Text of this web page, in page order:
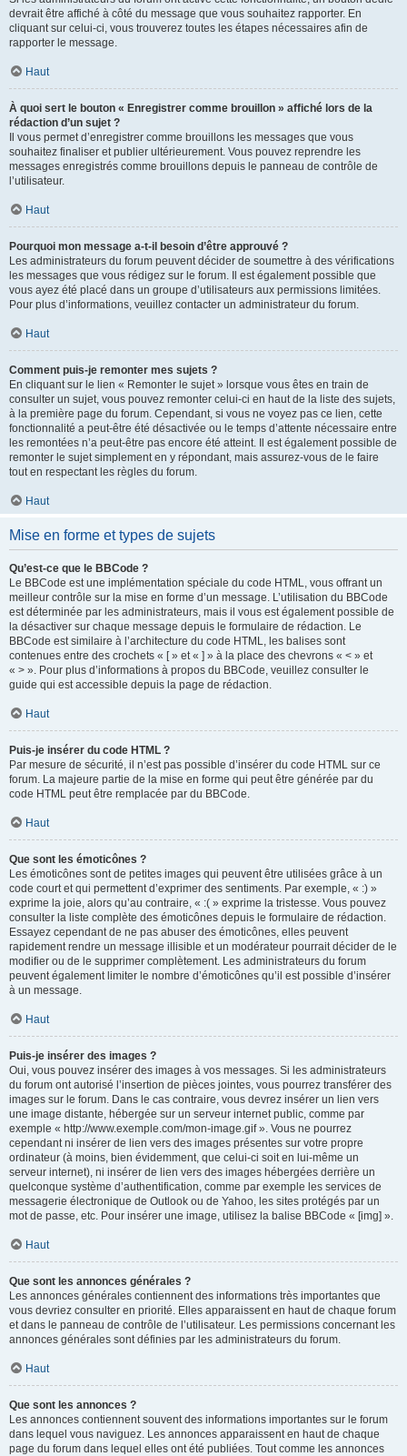
devrait être affiché à côté du message que vous souhaitez rapporter. En
cliquant sur celui-ci, vous trouverez toutes les étapes nécessaires afin de
rapporter le message.
Haut
À quoi sert le bouton « Enregistrer comme brouillon » affiché lors de la
rédaction d’un sujet ?
Il vous permet d’enregistrer comme brouillons les messages que vous
souhaitez finaliser et publier ultérieurement. Vous pouvez reprendre les
messages enregistrés comme brouillons depuis le panneau de contrôle de
l’utilisateur.
Haut
Pourquoi mon message a-t-il besoin d’être approuvé ?
Les administrateurs du forum peuvent décider de soumettre à des vérifications
les messages que vous rédigez sur le forum. Il est également possible que
vous ayez été placé dans un groupe d’utilisateurs aux permissions limitées.
Pour plus d’informations, veuillez contacter un administrateur du forum.
Haut
Comment puis-je remonter mes sujets ?
En cliquant sur le lien « Remonter le sujet » lorsque vous êtes en train de
consulter un sujet, vous pouvez remonter celui-ci en haut de la liste des sujets,
à la première page du forum. Cependant, si vous ne voyez pas ce lien, cette
fonctionnalité a peut-être été désactivée ou le temps d’attente nécessaire entre
les remontées n’a peut-être pas encore été atteint. Il est également possible de
remonter le sujet simplement en y répondant, mais assurez-vous de le faire
tout en respectant les règles du forum.
Haut
Mise en forme et types de sujets
Qu’est-ce que le BBCode ?
Le BBCode est une implémentation spéciale du code HTML, vous offrant un
meilleur contrôle sur la mise en forme d’un message. L’utilisation du BBCode
est déterminée par les administrateurs, mais il vous est également possible de
la désactiver sur chaque message depuis le formulaire de rédaction. Le
BBCode est similaire à l’architecture du code HTML, les balises sont
contenues entre des crochets « [ » et « ] » à la place des chevrons « < » et
« > ». Pour plus d’informations à propos du BBCode, veuillez consulter le
guide qui est accessible depuis la page de rédaction.
Haut
Puis-je insérer du code HTML ?
Par mesure de sécurité, il n’est pas possible d’insérer du code HTML sur ce
forum. La majeure partie de la mise en forme qui peut être générée par du
code HTML peut être remplacée par du BBCode.
Haut
Que sont les émoticônes ?
Les émoticônes sont de petites images qui peuvent être utilisées grâce à un
code court et qui permettent d’exprimer des sentiments. Par exemple, « :) »
exprime la joie, alors qu’au contraire, « :( » exprime la tristesse. Vous pouvez
consulter la liste complète des émoticônes depuis le formulaire de rédaction.
Essayez cependant de ne pas abuser des émoticônes, elles peuvent
rapidement rendre un message illisible et un modérateur pourrait décider de le
modifier ou de le supprimer complètement. Les administrateurs du forum
peuvent également limiter le nombre d’émoticônes qu’il est possible d’insérer
à un message.
Haut
Puis-je insérer des images ?
Oui, vous pouvez insérer des images à vos messages. Si les administrateurs
du forum ont autorisé l’insertion de pièces jointes, vous pourrez transférer des
images sur le forum. Dans le cas contraire, vous devrez insérer un lien vers
une image distante, hébergée sur un serveur internet public, comme par
exemple « http://www.exemple.com/mon-image.gif ». Vous ne pourrez
cependant ni insérer de lien vers des images présentes sur votre propre
ordinateur (à moins, bien évidemment, que celui-ci soit en lui-même un
serveur internet), ni insérer de lien vers des images hébergées derrière un
quelconque système d’authentification, comme par exemple les services de
messagerie électronique de Outlook ou de Yahoo, les sites protégés par un
mot de passe, etc. Pour insérer une image, utilisez la balise BBCode « [img] ».
Haut
Que sont les annonces générales ?
Les annonces générales contiennent des informations très importantes que
vous devriez consulter en priorité. Elles apparaissent en haut de chaque forum
et dans le panneau de contrôle de l’utilisateur. Les permissions concernant les
annonces générales sont définies par les administrateurs du forum.
Haut
Que sont les annonces ?
Les annonces contiennent souvent des informations importantes sur le forum
dans lequel vous naviguez. Les annonces apparaissent en haut de chaque
page du forum dans lequel elles ont été publiées. Tout comme les annonces